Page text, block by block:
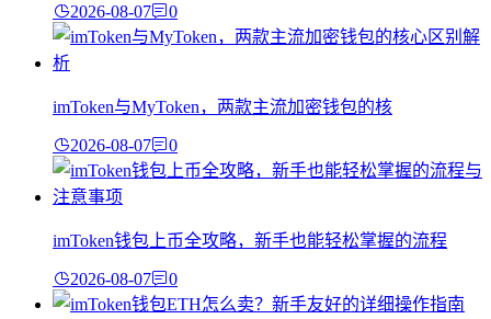
2026-08-07 0
imToken与MyToken，两款主流加密钱包的核
2026-08-07 0
imToken钱包上币全攻略，新手也能轻松掌握的流程
2026-08-07 0